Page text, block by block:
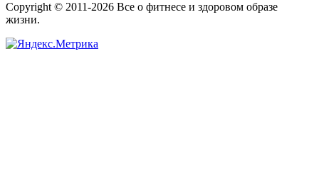
Copyright © 2011-2026 Все о фитнесе и здоровом образе
жизни.